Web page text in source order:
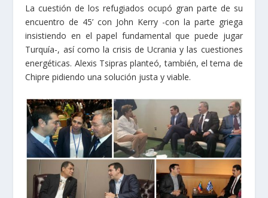
La cuestión de los refugiados ocupó gran parte de su
encuentro de 45’ con John Kerry -con la parte griega
insistiendo en el papel fundamental que puede jugar
Turquía-, así como la crisis de Ucrania y las cuestiones
energéticas. Alexis Tsipras planteó, también, el tema de
Chipre pidiendo una solución justa y viable.